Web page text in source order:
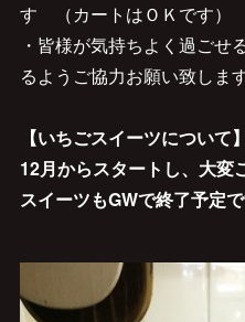
す （カートはＯＫです）
・皆様が気持ちよく過ごせ
るようご協力お願い致しま
【いちごスイーツについて】
12月からスタートし、大変
スイーツもGWで終了予定